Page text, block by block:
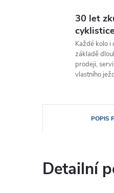
30 let
cyklistice
Každé kolo i
základě
prodeji,
vlastního
POPIS
Detailní